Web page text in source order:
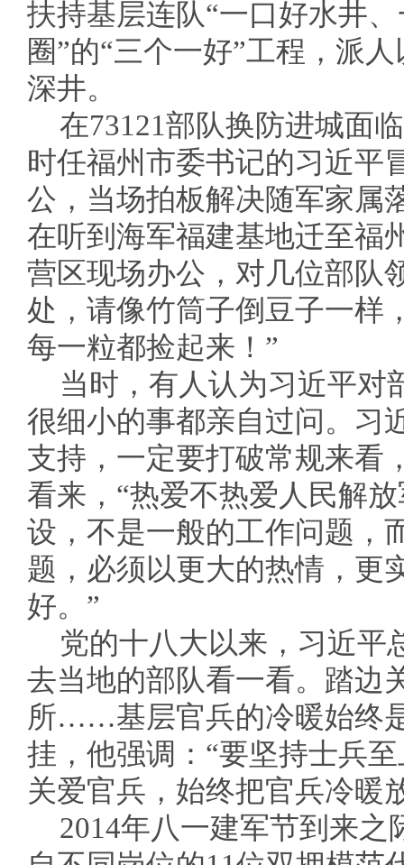
扶持基层连队“一口好水井
圈”的“三个一好”工程，派
深井。
在73121部队换防进城面
时任福州市委书记的习近平
公，当场拍板解决随军家属
在听到海军福建基地迁至福
营区现场办公，对几位部队
处，请像竹筒子倒豆子一样
每一粒都捡起来！”
当时，有人认为习近平对
很细小的事都亲自过问。习
支持，一定要打破常规来看
看来，“热爱不热爱人民解
设，不是一般的工作问题，
题，必须以更大的热情，更
好。”
党的十八大以来，习近平
去当地的部队看一看。踏边
所……基层官兵的冷暖始终
挂，他强调：“要坚持士兵
关爱官兵，始终把官兵冷暖
2014年八一建军节到来